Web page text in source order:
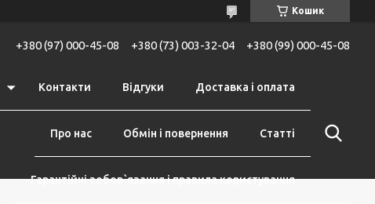
Кошик
+380 (97) 000-45-08 +380 (73) 003-32-04 +380 (99) 000-45-08
Контакти Відгуки Доставка і оплата
Про нас Обмін і повернення Статті
Гарантійні зобов`язання і правила користування